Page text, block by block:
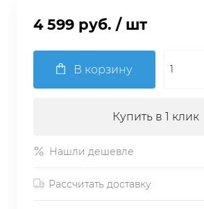
4 599 руб. / шт
В корзину
Купить в 1 клик
Нашли дешевле
Рассчитать доставку